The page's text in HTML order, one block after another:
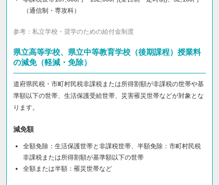
（通信制・専攻科）
参考： 私立学校・奨学のための給付金制度
県立高等学校、県立中等教育学校（後期課程）授業料
の減免（軽減・免除）
道府県民税・市町村民税非課税または所得割額が非課税の世帯や基
準額以下の世帯、生活保護受給世帯、災害罹災世帯などが対象とな
ります。
減免額
全額免除：生活保護世帯と非課税世帯、半額免除：市町村民税
非課税または所得割額が基準額以下の世帯
全額または半額：罹災世帯など